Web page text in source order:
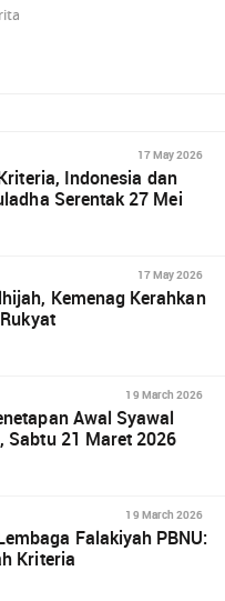
17 May 2026
Indonesia dan
Serentak 27 Mei
17 May 2026
Kemenag Kerahkan
19 March 2026
Awal Syawal
Sabtu 21 Maret 2026
19 March 2026
Falakiyah PBNU:
Kriteria